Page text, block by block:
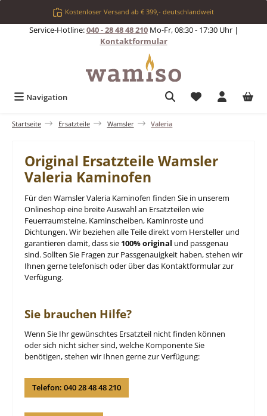
Zum Hauptinhalt springenKostenloser Versand ab € 399,- deutschlandweit
Service-Hotline:040 - 28 48 48 210Mo-Fr, 08:30 - 17:30 Uhr |
Kontaktformular
Navigation Du hast 0
Startseite Ersatzteile Wamsler Valeria
Original Ersatzteile Wamsler
Valeria Kaminofen
Für den Wamsler Valeria Kaminofen finden Sie in unserem
Onlineshop eine breite Auswahl an Ersatzteilen wie
Feuerraumsteine, Kaminscheiben, Kaminroste und
Dichtungen. Wir beziehen alle Teile direkt vom Hersteller und
garantieren damit, dass sie 100% original und passgenau
sind. Sollten Sie Fragen zur Passgenauigkeit haben, stehen wir
Ihnen gerne telefonisch oder über das Kontaktformular zur
Verfügung.
Sie brauchen Hilfe?
Wenn Sie Ihr gewünschtes Ersatzteil nicht finden können
oder sich nicht sicher sind, welche Komponente Sie
benötigen, stehen wir Ihnen gerne zur Verfügung:
Telefon: 040 28 48 48 210